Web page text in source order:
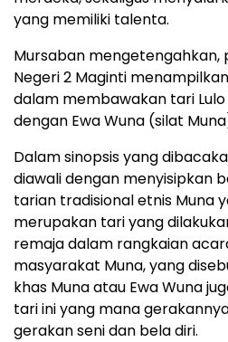
yang memiliki talenta.
Mursaban mengetengahkan,
Negeri 2 Maginti
dalam membawakan tari
dengan Ewa Wuna (silat
Dalam sinopsis yang
diawali dengan menyisipkan
tarian tradisional etnis Muna
merupakan tari yang
remaja dalam rangkaian
masyarakat Muna, yang
khas Muna atau Ewa Wuna
tari ini yang mana
gerakan seni dan bela diri.